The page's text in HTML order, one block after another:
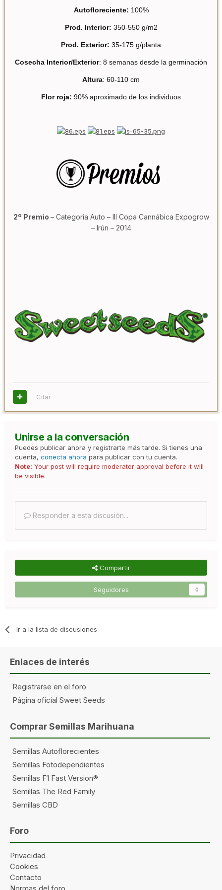
Autofloreciente: 100%
Prod. Interior: 350-550 g/m2
Prod. Exterior: 35-175 g/planta
Cosecha Interior/Exterior: 8 semanas desde la germinación
Altura: 60-110 cm
Flor roja: 90% aproximado de los individuos
2º Premio – Categoría Auto – III Copa Cannábica Expogrow
– Irún – 2014
Citar
Unirse a la conversación
Puedes publicar ahora y registrarte más tarde. Si tienes una
cuenta, conecta ahora para publicar con tu cuenta.
Note: Your post will require moderator approval before it will
be visible.
Responder a esta discusión...
Compartir
Seguidores 0
Ir a la lista de discusiones
Enlaces de interés
Registrarse en el foro
Página oficial Sweet Seeds
Comprar Semillas Marihuana
Semillas Autoflorecientes
Semillas Fotodependientes
Semillas F1 Fast Version®
Semillas The Red Family
Semillas CBD
Foro
Privacidad
Cookies
Contacto